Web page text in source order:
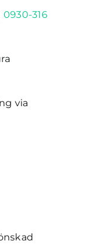
0930-316
via